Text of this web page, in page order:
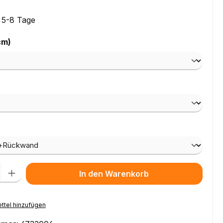
8 Tage
auswählen
Gib den gewünschten Wert ein oder benutze die Schaltflächen
In den Warenkorb
hinzufügen